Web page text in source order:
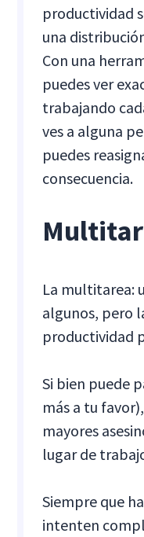
productividad
una
Con una
puedes ver
trabajando
ves a alguna
puedes
consecuencia.
La multitarea:
algunos, pero
productividad
Si bien puede
más a tu
mayores
lugar de
Siempre que
intenten